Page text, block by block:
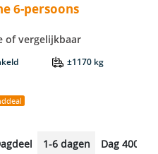
6-persoons
of vergelijkbaar
±1170 kg
1-6 dagen Dag 400km